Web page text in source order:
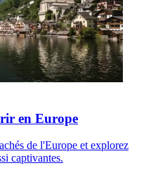
en Europe
de l'Europe et explorez
captivantes.